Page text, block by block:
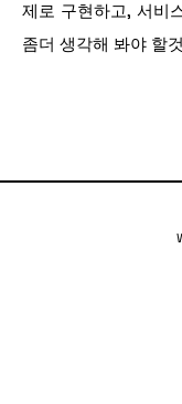
제로 구현하고, 서비
좀더 생각해 봐야 할